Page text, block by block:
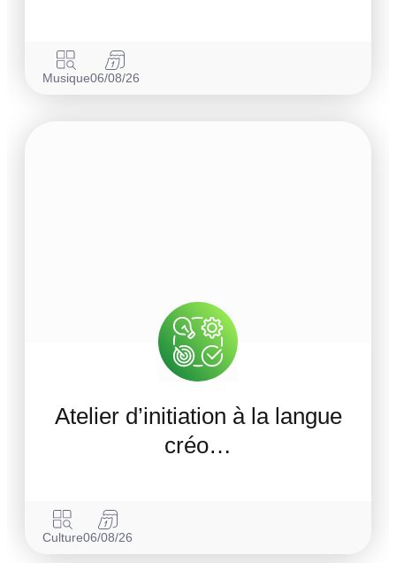
Musique06/08/26
Atelier d’initiation à la langue
créo…
Culture06/08/26